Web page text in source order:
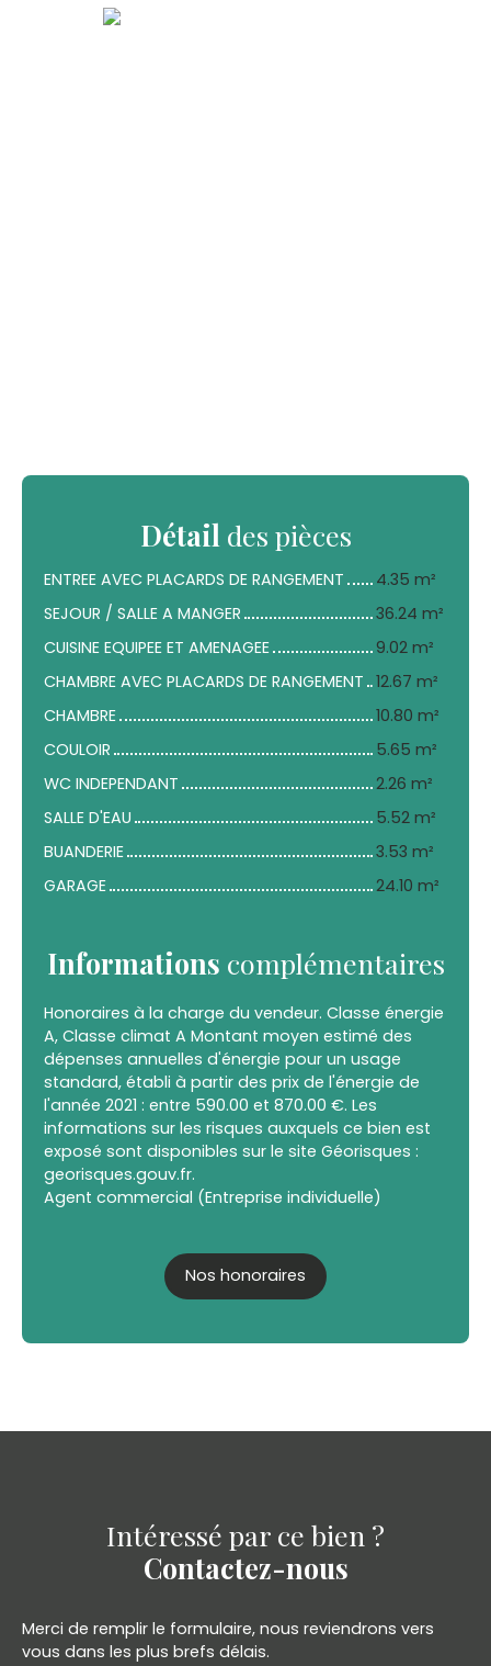
Détail des pièces
ENTREE AVEC PLACARDS DE RANGEMENT
4.35 m²
SEJOUR / SALLE A MANGER
36.24 m²
CUISINE EQUIPEE ET AMENAGEE
9.02 m²
CHAMBRE AVEC PLACARDS DE RANGEMENT 12.67 m²
CHAMBRE
10.80 m²
COULOIR
5.65 m²
WC INDEPENDANT
2.26 m²
SALLE D'EAU
5.52 m²
BUANDERIE
3.53 m²
GARAGE
24.10 m²
Informations complémentaires
Honoraires à la charge du vendeur. Classe énergie
A, Classe climat A Montant moyen estimé des
dépenses annuelles d'énergie pour un usage
standard, établi à partir des prix de l'énergie de
l'année 2021 : entre 590.00 et 870.00 €. Les
informations sur les risques auxquels ce bien est
exposé sont disponibles sur le site Géorisques :
georisques.gouv.fr.
Agent commercial (Entreprise individuelle)
Nos honoraires
Intéressé par ce bien ?
Contactez-nous
Merci de remplir le formulaire, nous reviendrons vers
vous dans les plus brefs délais.